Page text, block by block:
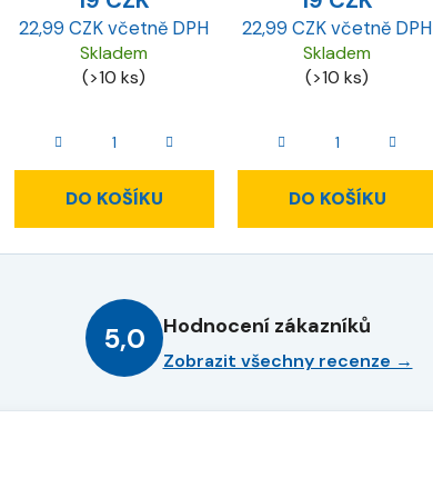
22,99 CZK včetně DPH
Skladem
(>10 ks)
DO KOŠÍKU
22,99 CZK včetně DPH
Skladem
(>10 ks)
DO KOŠÍKU
5,0 Hodnocení zákazníků
Zobrazit všechny recenze →